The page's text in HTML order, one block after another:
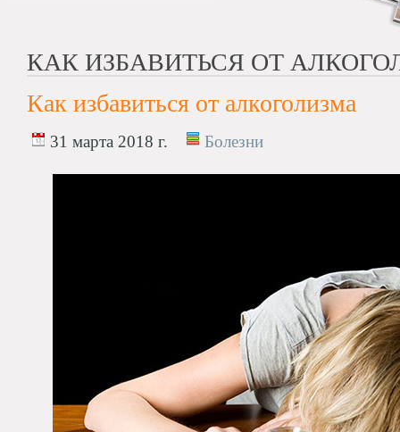
КАК ИЗБАВИТЬСЯ ОТ
Как избавиться от алкоголизма
31 марта 2018 г. Болезни